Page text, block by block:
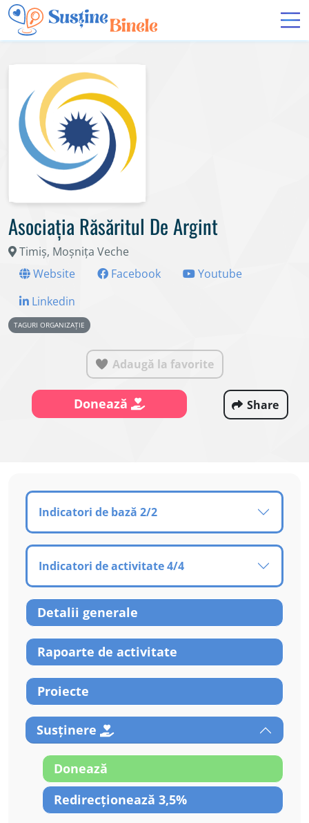
Asociaţia Răsăritul De Argint
Timiș, Moșnița Veche
Website
Facebook
Youtube
Linkedin
TAGURI ORGANIZAȚIE
Adaugă la favorite
Donează Share
Indicatori de bază 2/2
Indicatori de activitate 4/4
Detalii generale
Rapoarte de activitate
Proiecte
Susținere
Donează
Redirecționează 3,5%